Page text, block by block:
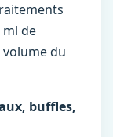
de
volume du
buffles,